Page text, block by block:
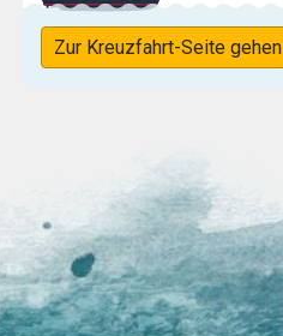
Zur Kreuzfahrt-Seite gehen